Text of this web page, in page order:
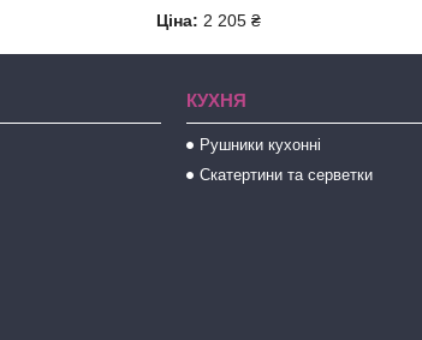
Ціна: 2 205 ₴
КУХНЯ
Рушники кухонні
Скатертини та серветки